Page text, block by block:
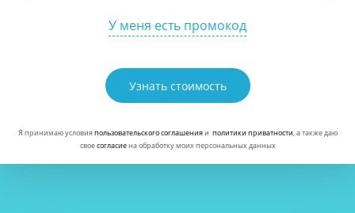
У меня есть промокод
Узнать стоимость
Я принимаю условияпользовательского соглашенияи политики приватности, а также даю
своесогласиена обработку моих персональных данных